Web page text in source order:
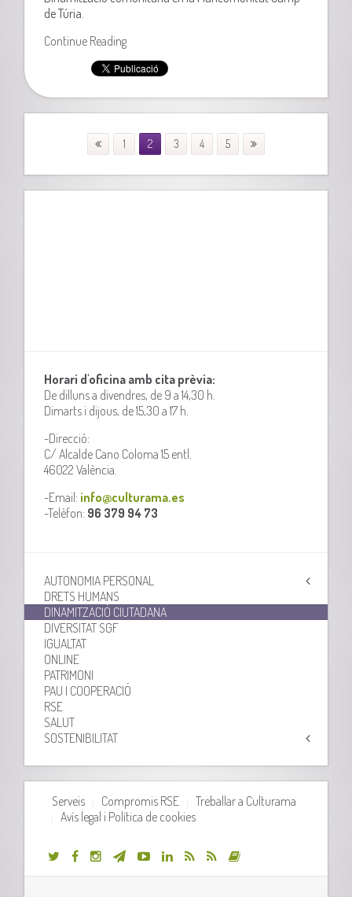
de Túria.
Continue Reading
1 2 3 4 5
Horari d'oficina amb cita prèvia:
De dilluns a divendres, de 9 a 14,30 h.
Dimarts i dijous, de 15,30 a 17 h.
-Direcció:
C/ Alcalde Cano Coloma 15 entl.
46022 València.
-Email: info@culturama.es
-Telèfon: 96 379 94 73
AUTONOMIA PERSONAL
DRETS HUMANS
DINAMITZACIÓ CIUTADANA
DIVERSITAT SGF
IGUALTAT
ONLINE
PATRIMONI
PAU I COOPERACIÓ
RSE
SALUT
SOSTENIBILITAT
Serveis Compromis RSE
Treballar a Culturama
Avís legal i Política de cookies